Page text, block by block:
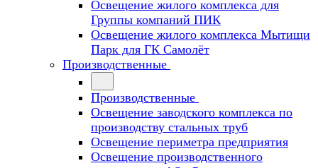
Освещение жилого комплекса для
Группы компаний ПИК
Освещение жилого комплекса Мытищи
Парк для ГК Самолёт
Производственные
Производственные
Освещение заводского комплекса по
производству стальных труб
Освещение периметра предприятия
Освещение производственного